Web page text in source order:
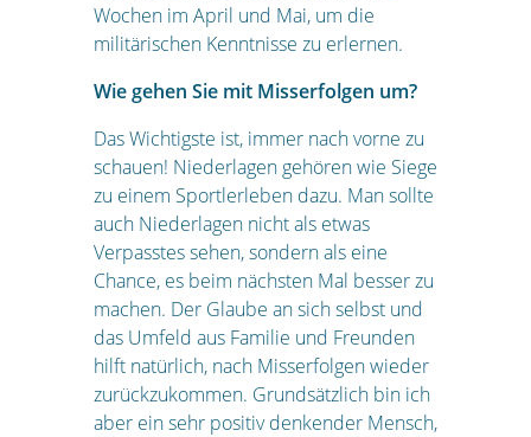
Wochen im April und Mai, um die
militärischen Kenntnisse zu erlernen.
Wie gehen Sie mit Misserfolgen um?
Das Wichtigste ist, immer nach vorne zu
schauen! Niederlagen gehören wie Siege
zu einem Sportlerleben dazu. Man sollte
auch Niederlagen nicht als etwas
Verpasstes sehen, sondern als eine
Chance, es beim nächsten Mal besser zu
machen. Der Glaube an sich selbst und
das Umfeld aus Familie und Freunden
hilft natürlich, nach Misserfolgen wieder
zurückzukommen. Grundsätzlich bin ich
aber ein sehr positiv denkender Mensch,